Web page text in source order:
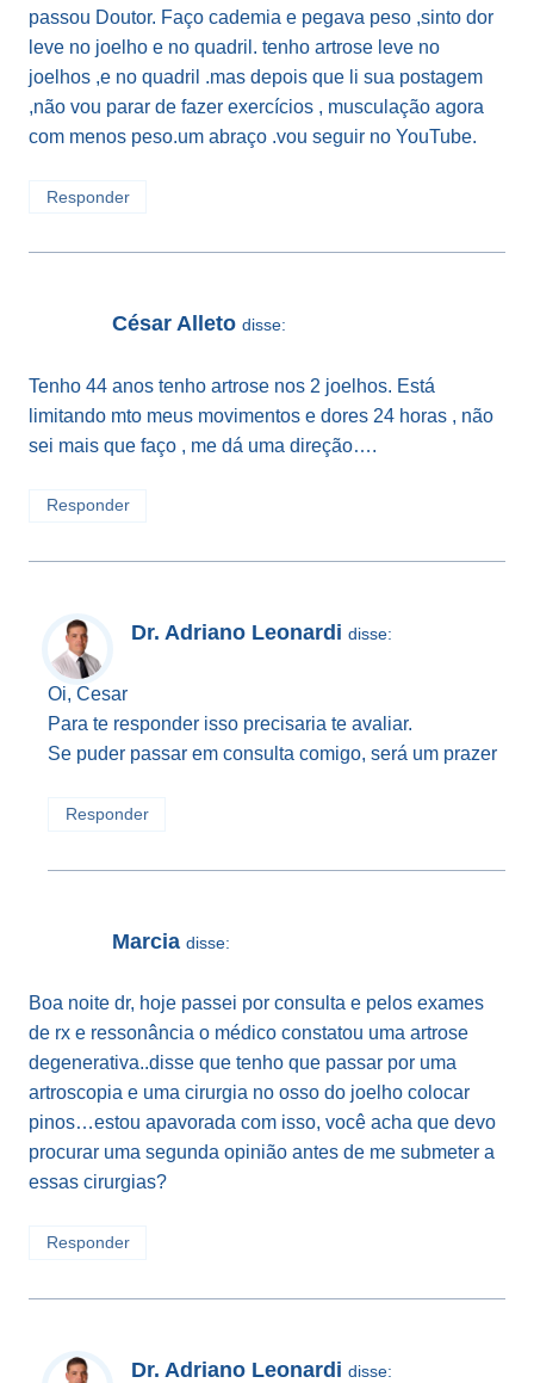
passou Doutor. Faço cademia e pegava peso ,sinto dor
leve no joelho e no quadril. tenho artrose leve no
joelhos ,e no quadril .mas depois que li sua postagem
,não vou parar de fazer exercícios , musculação agora
com menos peso.um abraço .vou seguir no YouTube.
Responder
César Alleto disse:
Tenho 44 anos tenho artrose nos 2 joelhos. Está
limitando mto meus movimentos e dores 24 horas , não
sei mais que faço , me dá uma direção….
Responder
Dr. Adriano Leonardi disse:
Oi, Cesar
Para te responder isso precisaria te avaliar.
Se puder passar em consulta comigo, será um prazer
Responder
Marcia disse:
Boa noite dr, hoje passei por consulta e pelos exames
de rx e ressonância o médico constatou uma artrose
degenerativa..disse que tenho que passar por uma
artroscopia e uma cirurgia no osso do joelho colocar
pinos…estou apavorada com isso, você acha que devo
procurar uma segunda opinião antes de me submeter a
essas cirurgias?
Responder
Dr. Adriano Leonardi disse: